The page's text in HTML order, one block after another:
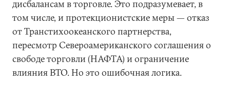
дисбалансам в торговле. Это подразумевает, в
том числе, и протекционистские меры — отказ
от Транстихоокеанского партнерства,
пересмотр Североамериканского соглашения о
свободе торговли (НАФТА) и ограничение
влияния ВТО. Но это ошибочная логика.